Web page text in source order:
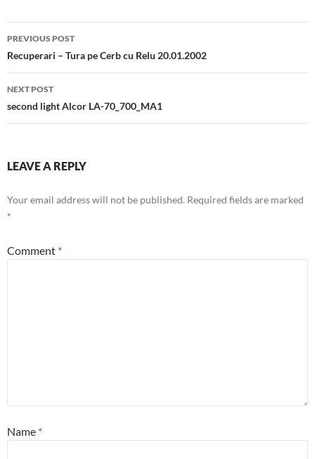
Post
navigation
PREVIOUS POST
Recuperari – Tura pe Cerb cu Relu 20.01.2002
NEXT POST
second light Alcor LA-70_700_MA1
LEAVE A REPLY
Your email address will not be published. Required fields are marked
*
Comment *
Name *